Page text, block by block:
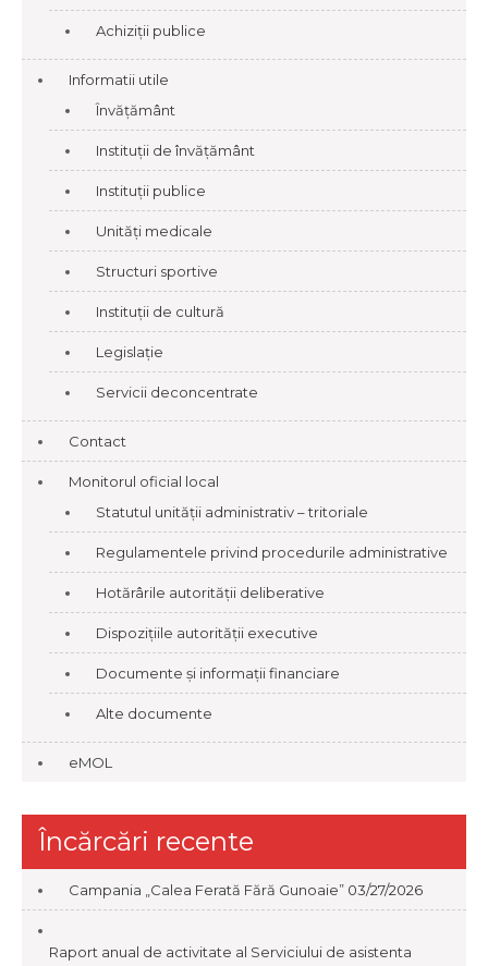
Achiziții publice
Informatii utile
Învățământ
Instituții de învățământ
Instituții publice
Unități medicale
Structuri sportive
Instituții de cultură
Legislație
Servicii deconcentrate
Contact
Monitorul oficial local
Statutul unității administrativ – tritoriale
Regulamentele privind procedurile administrative
Hotărârile autorității deliberative
Dispozițiile autorității executive
Documente și informații financiare
Alte documente
eMOL
Încărcări recente
Campania „Calea Ferată Fără Gunoaie” 03/27/2026
Raport anual de activitate al Serviciului de asistenta